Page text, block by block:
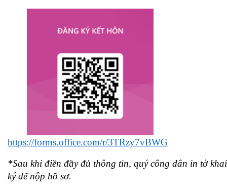
https://forms.office.com/r/3TRzy7vBWG
*Sau khi điền đầy đủ thông tin, quý công dân in tờ
ký để nộp hồ sơ.